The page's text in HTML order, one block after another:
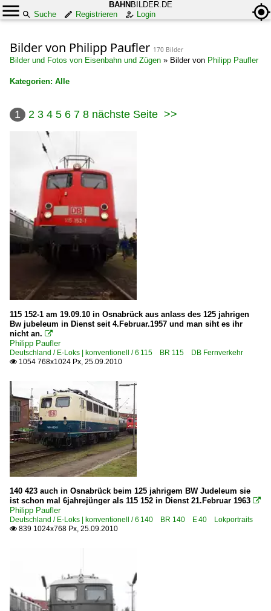
BAHN BILDER.DE
Suche
Registrieren Login
Bilder von Philipp Paufler 170 Bilder
Bilder und Fotos von Eisenbahn und Zügen » Bilder von Philipp Paufler
Kategorien: Alle
Alle Kategorien
Deutschland
Bahnbetriebswerke
Bw Chemnitz (Karl-Marx-Stadt)
Bw Dresden-Altstadt nicht Museum
Bw Dresden-Friedrichstadt
Bw Halle (Saale) Instandhaltung
Bw Meiningen (Dampflokwerk)
Bw Osnabrück
Bw Schwarzenberg (Erzg.) (Museum)
Bw Weimar bis 1967
Bahndienstfahrzeuge
Rettungszüge | TRZ
Bahnhöfe (A - E)
Bad Schandau
Berlin Hauptbahnhof (Lehrter Bahnhof) ·BL·
Braunschweig Hbf ·HBS·
Bremen Hbf ·HB·
Chemnitz (Karl-Marx-Stadt)
Dresden (sonstige)
Bahnhöfe (F - K)
Freital-Hainsberg
1 2 3 4 5 6 7 8 nächste Seite >>
115 152-1 am 19.09.10 in Osnabrück aus anlass des 125 jahrigen
Bw jubeleum in Dienst seit 4.Februar.1957 und man siht es ihr
nicht an. 
Philipp Paufler
Deutschland / E-Loks | konventionell / 6 115 BR 115 DB Fernverkehr
 1054 768x1024 Px, 25.09.2010
140 423 auch in Osnabrück beim 125 jahrigem BW Judeleum sie
ist schon mal 6jahrejünger als 115 152 in Dienst 21.Februar 1963 
Philipp Paufler
Deutschland / E-Loks | konventionell / 6 140 BR 140 E 40 Lokportraits
 839 1024x768 Px, 25.09.2010